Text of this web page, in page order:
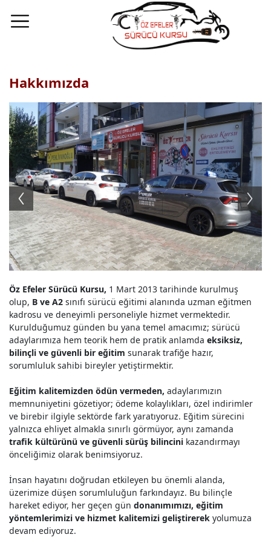
Hakkımızda
Öz Efeler Sürücü Kursu, 1 Mart 2013 tarihinde kurulmuş
olup, B ve A2 sınıfı sürücü eğitimi alanında uzman eğitmen
kadrosu ve deneyimli personeliyle hizmet vermektedir.
Kurulduğumuz günden bu yana temel amacımız; sürücü
adaylarımıza hem teorik hem de pratik anlamda eksiksiz,
bilinçli ve güvenli bir eğitim sunarak trafiğe hazır,
sorumluluk sahibi bireyler yetiştirmektir.
Eğitim kalitemizden ödün vermeden, adaylarımızın
memnuniyetini gözetiyor; ödeme kolaylıkları, özel indirimler
ve birebir ilgiyle sektörde fark yaratıyoruz. Eğitim sürecini
yalnızca ehliyet almakla sınırlı görmüyor, aynı zamanda
trafik kültürünü ve güvenli sürüş bilincini kazandırmayı
önceliğimiz olarak benimsiyoruz.
İnsan hayatını doğrudan etkileyen bu önemli alanda,
üzerimize düşen sorumluluğun farkındayız. Bu bilinçle
hareket ediyor, her geçen gün donanımımızı, eğitim
yöntemlerimizi ve hizmet kalitemizi geliştirerek yolumuza
devam ediyoruz.